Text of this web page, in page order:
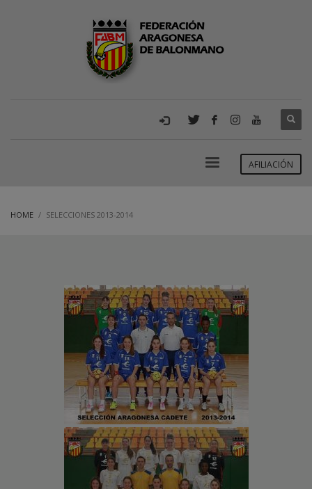
AFILIACIÓN
HOME SELECCIONES 2013-2014